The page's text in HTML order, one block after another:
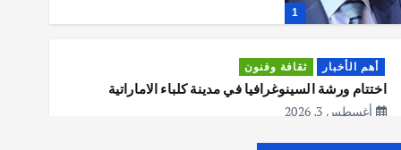
1
أهم الأخبار ثقافة وفنون
اختتام ورشة السينوغرافيا في مدينة كلباء الاماراتية
أغسطس 3, 2026